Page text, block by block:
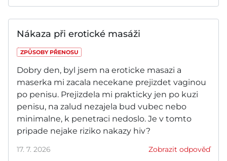
Nákaza při erotické masáži
ZPŮSOBY PŘENOSU
Dobry den, byl jsem na eroticke masazi a
maserka mi zacala necekane prejizdet vaginou
po penisu. Prejizdela mi prakticky jen po kuzi
penisu, na zalud nezajela bud vubec nebo
minimalne, k penetraci nedoslo. Je v tomto
pripade nejake riziko nakazy hiv?
17. 7. 2026 Zobrazit odpověď